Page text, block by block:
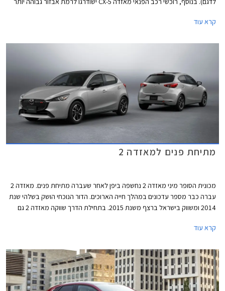
התצוגה של מאזדה ברחבי הארץ.
קרא עוד
מתיחת פנים למאזדה 2
מכונית הסופר מיני מאזדה 2 נחשפה ביפן לאחר שעברה מתיחת פנים. מאזדה 2
עברה כבר מספר עדכונים במהלך חייה הארוכים. הדור הנוכחי הושק בשלהי שנת
2014 ומשווק בישראל ברצף משנת 2015. בתחילת הדרך שווקה מאזדה 2 גם
בעיקר בזכות מלאי זמין וזכייה במכרזי רכש של מנהל הרכב הממשלתי.
קרא עוד